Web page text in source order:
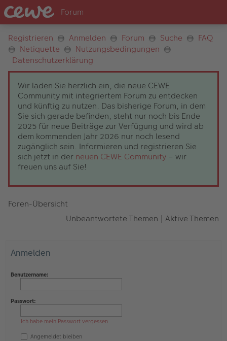
Registrieren Anmelden Forum Suche
FAQ
Netiquette
Nutzungsbedingungen
Datenschutzerklärung
Wir laden Sie herzlich ein, die neue CEWE
Community mit integriertem Forum zu entdecken
und künftig zu nutzen. Das bisherige Forum, in dem
Sie sich gerade befinden, steht nur noch bis Ende
2025 für neue Beiträge zur Verfügung und wird ab
dem kommenden Jahr 2026 nur noch lesend
zugänglich sein. Informieren und registrieren Sie
sich jetzt in der neuen CEWE Community – wir
freuen uns auf Sie!
Foren-Übersicht
Unbeantwortete Themen | Aktive Themen
Anmelden
Benutzername:
Passwort:
Ich habe mein Passwort vergessen
Angemeldet bleiben